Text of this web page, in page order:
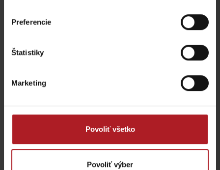
Preferencie
Štatistiky
Marketing
Povoliť všetko
Povoliť výber
Ružomberok -
Partizánska Ľupča
Aktivity a relax v gh blízkosti: